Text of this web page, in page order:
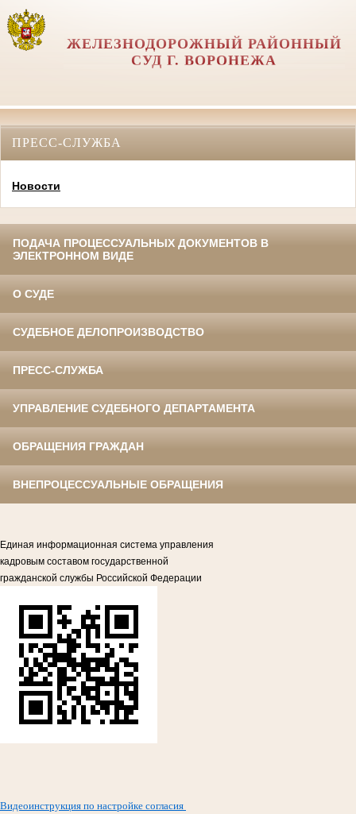
ЖЕЛЕЗНОДОРОЖНЫЙ РАЙОННЫЙ
СУД Г. ВОРОНЕЖА
ПРЕСС-СЛУЖБА
Новости
ПОДАЧА ПРОЦЕССУАЛЬНЫХ ДОКУМЕНТОВ В
ЭЛЕКТРОННОМ ВИДЕ
О СУДЕ
СУДЕБНОЕ ДЕЛОПРОИЗВОДСТВО
ПРЕСС-СЛУЖБА
УПРАВЛЕНИЕ СУДЕБНОГО ДЕПАРТАМЕНТА
ОБРАЩЕНИЯ ГРАЖДАН
ВНЕПРОЦЕССУАЛЬНЫЕ ОБРАЩЕНИЯ
Единая информационная система управления
кадровым составом государственной
гражданской службы Российской Федерации
Видеоинструкция по настройке согласия